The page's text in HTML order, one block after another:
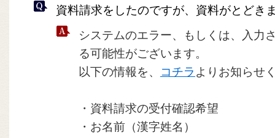
資料請求をしたのですが、資料がとどき
システムのエラー、もしくは、入力
る可能性がございます。
以下の情報を、
コチラ よりお知らせ
・資料請求の受付確認希望
・お名前（漢字姓名）